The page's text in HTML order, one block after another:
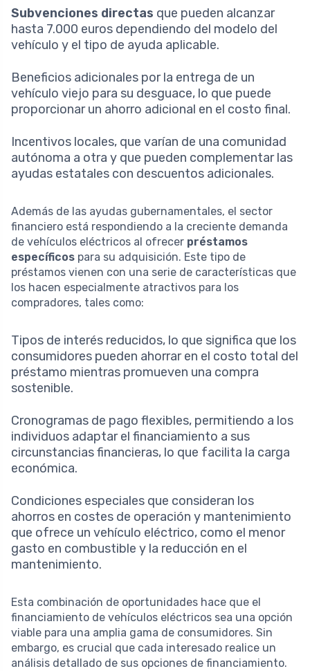
Subvenciones directas que pueden alcanzar
hasta 7.000 euros dependiendo del modelo del
vehículo y el tipo de ayuda aplicable.
Beneficios adicionales por la entrega de un
vehículo viejo para su desguace, lo que puede
proporcionar un ahorro adicional en el costo final.
Incentivos locales, que varían de una comunidad
autónoma a otra y que pueden complementar las
ayudas estatales con descuentos adicionales.
Además de las ayudas gubernamentales, el sector
financiero está respondiendo a la creciente demanda
de vehículos eléctricos al ofrecer préstamos
específicos para su adquisición. Este tipo de
préstamos vienen con una serie de características que
los hacen especialmente atractivos para los
compradores, tales como:
Tipos de interés reducidos, lo que significa que los
consumidores pueden ahorrar en el costo total del
préstamo mientras promueven una compra
sostenible.
Cronogramas de pago flexibles, permitiendo a los
individuos adaptar el financiamiento a sus
circunstancias financieras, lo que facilita la carga
económica.
Condiciones especiales que consideran los
ahorros en costes de operación y mantenimiento
que ofrece un vehículo eléctrico, como el menor
gasto en combustible y la reducción en el
mantenimiento.
Esta combinación de oportunidades hace que el
financiamiento de vehículos eléctricos sea una opción
viable para una amplia gama de consumidores. Sin
embargo, es crucial que cada interesado realice un
análisis detallado de sus opciones de financiamiento.